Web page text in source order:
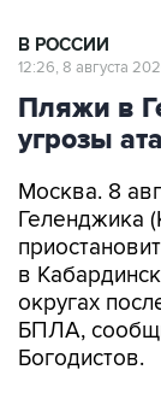
В РОССИИ
12:26, 8 августа
Пляжи в
угрозы
Москва. 8
Геленджика
в
округах
БПЛА,
Богодистов.